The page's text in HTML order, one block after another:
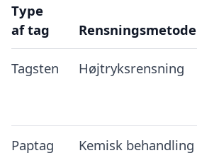
Type
af tag
Rensningsmetode
Tagsten Højtryksrensning
Paptag Kemisk behandling